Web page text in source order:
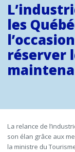
les
réserver
La relance de
son élan grâce aux
la ministre du